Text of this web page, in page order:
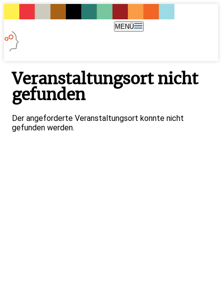
MENÜ
Veranstaltungsort nicht
gefunden
Der angeforderte Veranstaltungsort konnte nicht
gefunden werden.